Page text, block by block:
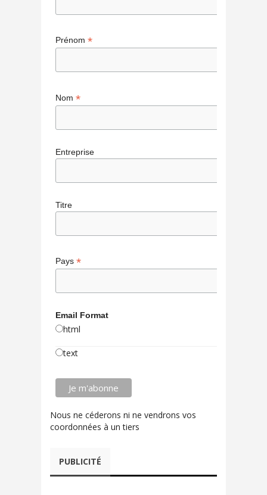
Prénom *
Nom *
Entreprise
Titre
Pays *
Email Format
html
text
Nous ne céderons ni ne vendrons vos
coordonnées à un tiers
PUBLICITÉ